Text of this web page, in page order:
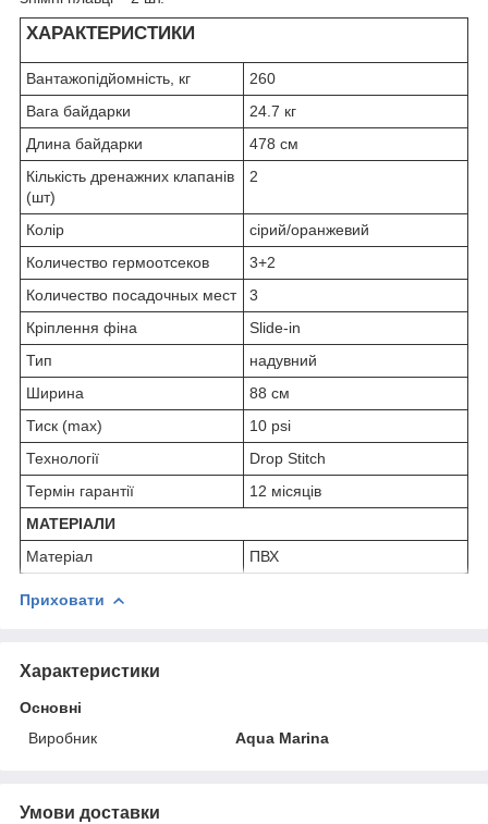
ХАРАКТЕРИСТИКИ
Вантажопідйомність, кг
260
Вага байдарки
24.7 кг
Длина байдарки
478 см
Кількість дренажних клапанів
(шт)
2
Колір
сірий/оранжевий
Количество гермоотсеков
3+2
Количество посадочных мест
3
Кріплення фіна
Slide-in
Тип
надувний
Ширина
88 см
Тиск (max)
10 psi
Технології
Drop Stitch
Термін гарантії
12 місяців
МАТЕРІАЛИ
Матеріал
ПВХ
Приховати
Характеристики
Основні
Виробник
Aqua Marina
Умови доставки